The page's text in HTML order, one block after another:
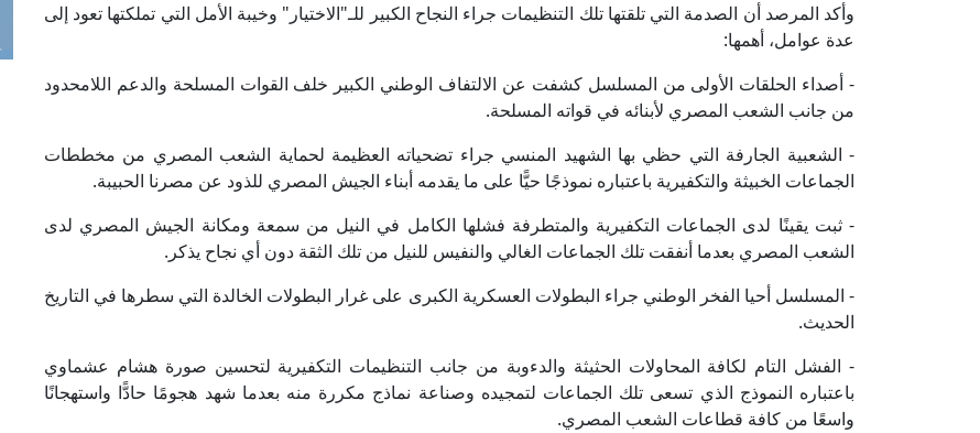
وأكد المرصد أن الصدمة التي تلقتها تلك التنظيمات جراء النجاح الكبير للـ"الاختيار" وخيبة الأمل التي تملكتها تعود إلى
عدة عوامل، أهمها:
- أصداء الحلقات الأولى من المسلسل كشفت عن الالتفاف الوطني الكبير خلف القوات المسلحة والدعم اللامحدود
من جانب الشعب المصري لأبنائه في قواته المسلحة.
- الشعبية الجارفة التي حظي بها الشهيد المنسي جراء تضحياته العظيمة لحماية الشعب المصري من مخططات
الجماعات الخبيثة والتكفيرية باعتباره نموذجًا حيًّا على ما يقدمه أبناء الجيش المصري للذود عن مصرنا الحبيبة.
- ثبت يقينًا لدى الجماعات التكفيرية والمتطرفة فشلها الكامل في النيل من سمعة ومكانة الجيش المصري لدى
الشعب المصري بعدما أنفقت تلك الجماعات الغالي والنفيس للنيل من تلك الثقة دون أي نجاح يذكر.
- المسلسل أحيا الفخر الوطني جراء البطولات العسكرية الكبرى على غرار البطولات الخالدة التي سطرها في التاريخ
الحديث.
- الفشل التام لكافة المحاولات الحثيثة والدءوبة من جانب التنظيمات التكفيرية لتحسين صورة هشام عشماوي
باعتباره النموذج الذي تسعى تلك الجماعات لتمجيده وصناعة نماذج مكررة منه بعدما شهد هجومًا حادًّا واستهجانًا
واسعًا من كافة قطاعات الشعب المصري.